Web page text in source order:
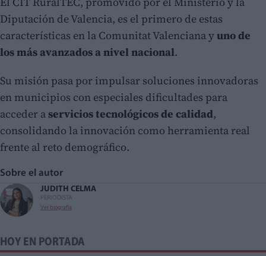
Diputación de Valencia, es el primero de estas
características en la Comunitat Valenciana y uno de
los más avanzados a nivel nacional.
Su misión pasa por impulsar soluciones innovadoras
en municipios con especiales dificultades para
acceder aservicios tecnológicos de calidad,
consolidando la innovación como herramienta real
frente al reto demográfico.
Sobre el autor
JUDITH CELMA
PERIODISTA
Ver biografía
HOY EN PORTADA